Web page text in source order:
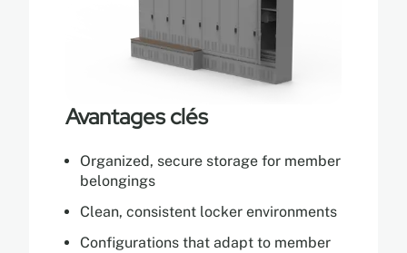
Avantages clés
Organized, secure storage for member
belongings
Clean, consistent locker environments
Configurations that adapt to member